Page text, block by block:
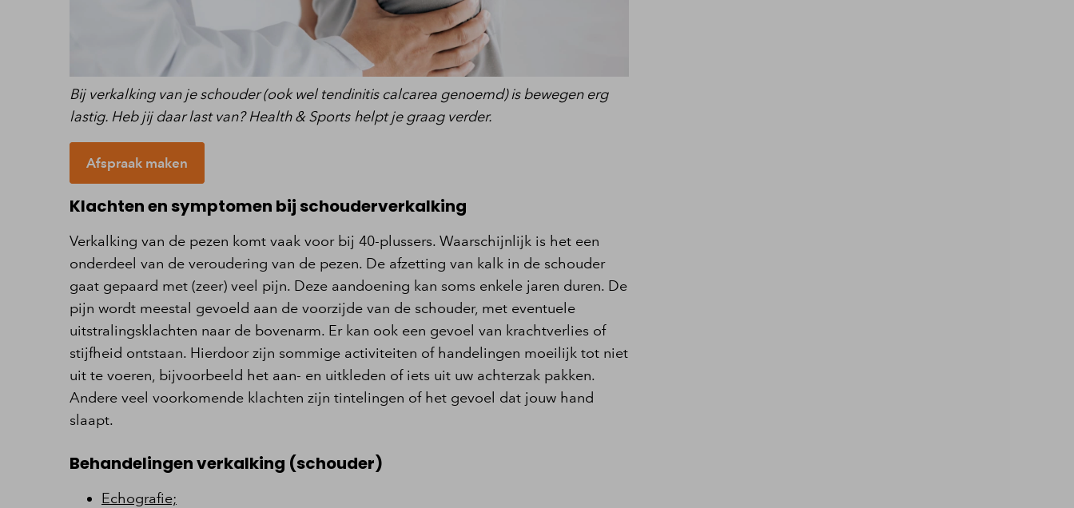
Bij verkalking van je schouder (ook wel tendinitis calcarea genoemd) is bewegen erg
lastig. Heb jij daar last van? Health & Sports helpt je graag verder.
Afspraak maken
Klachten en symptomen bij schouderverkalking
Verkalking van de pezen komt vaak voor bij 40-plussers. Waarschijnlijk is het een
onderdeel van de veroudering van de pezen. De afzetting van kalk in de schouder
gaat gepaard met (zeer) veel pijn. Deze aandoening kan soms enkele jaren duren. De
pijn wordt meestal gevoeld aan de voorzijde van de schouder, met eventuele
uitstralingsklachten naar de bovenarm. Er kan ook een gevoel van krachtverlies of
stijfheid ontstaan. Hierdoor zijn sommige activiteiten of handelingen moeilijk tot niet
uit te voeren, bijvoorbeeld het aan- en uitkleden of iets uit uw achterzak pakken.
Andere veel voorkomende klachten zijn tintelingen of het gevoel dat jouw hand
slaapt.
Behandelingen verkalking (schouder)
Echografie;